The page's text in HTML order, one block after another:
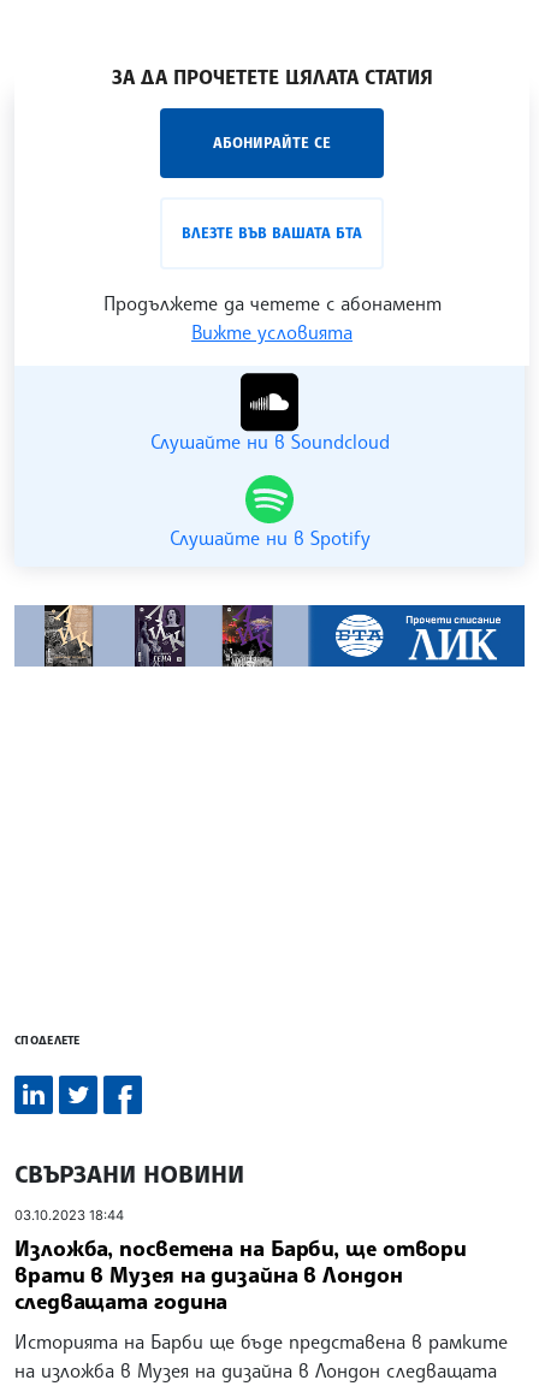
ЗА ДА ПРОЧЕТЕТЕ ЦЯЛАТА СТАТИЯ
АБОНИРАЙТЕ СЕ
ВЛЕЗТЕ ВЪВ ВАШАТА БТА
Продължете да четете с абонамент
Вижте условията
„Час ЛИК“ на БТА е мястото за срещи отблизо с
Гледайте ни в YouTube
Слушайте ни в Soundcloud
Слушайте ни в Spotify
СПОДЕЛЕТЕ
СВЪРЗАНИ НОВИНИ
03.10.2023 18:44
Изложба, посветена на Барби, ще отвори
врати в Музея на дизайна в Лондон
следващата година
Историята на Барби ще бъде представена в рамките
на изложба в Музея на дизайна в Лондон следващата